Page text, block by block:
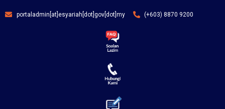
portaladmin[at]esyariah[dot]gov[dot]my (+603) 8870 9200